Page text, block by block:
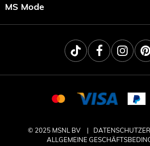
MS Mode
© 2025 MSNL BV
ALLGEMEINE